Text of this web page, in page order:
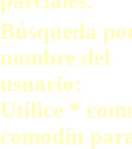
Búsqueda
nombre del
usuario:
Utilice *
comodín